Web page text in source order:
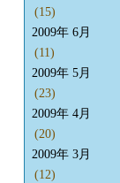
(15)
2009年 6月
(11)
2009年 5月
(23)
2009年 4月
(20)
2009年 3月
(12)